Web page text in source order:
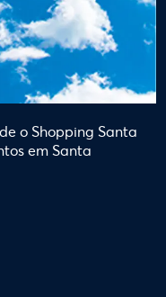
o Shopping Santa
em Santa